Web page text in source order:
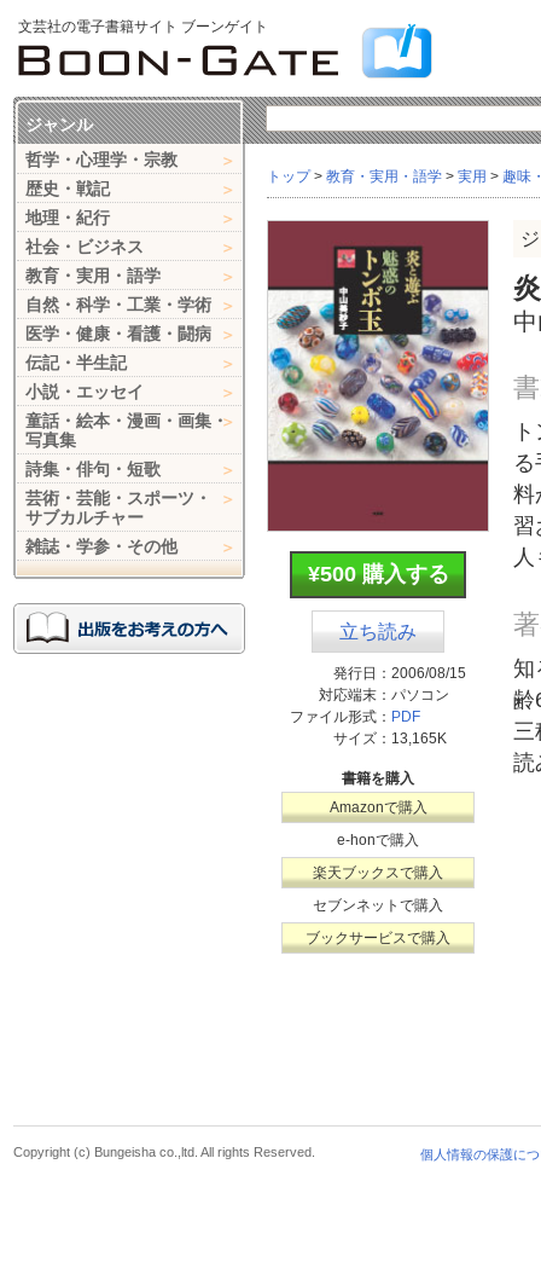
文芸社の電子書籍サイト ブーンゲイト
トップ> 教育・実用・語学 > 実用 > 趣味
¥500 購入する
立ち読み
発行日： 2006/08/15
対応端末： パソコン
ファイル形式： PDF
サイズ： 13,165K
書籍を購入
Amazonで購入
e-honで購入
楽天ブックスで購入
セブンネットで購入
ブックサービスで購入
料
習
知
齢
三
読
ジャンル
哲学・心理学・宗教
歴史・戦記
地理・紀行
社会・ビジネス
教育・実用・語学
自然・科学・工業・学術
医学・健康・看護・闘病
伝記・半生記
小説・エッセイ
童話・絵本・漫画・画集・
写真集
詩集・俳句・短歌
芸術・芸能・スポーツ・
サブカルチャー
雑誌・学参・その他
個人情報の保護に
Copyright (c) Bungeisha co.,ltd. All rights Reserved.